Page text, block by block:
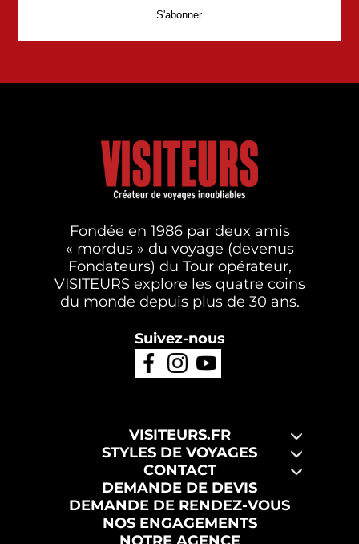
Fondée en 1986 par deux amis
« mordus » du voyage (devenus
Fondateurs) du Tour opérateur,
VISITEURS explore les quatre coins
du monde depuis plus de 30 ans.
Suivez-nous
VISITEURS.FR
STYLES DE VOYAGES
CONTACT
DEMANDE DE DEVIS
DEMANDE DE RENDEZ-VOUS
NOS ENGAGEMENTS